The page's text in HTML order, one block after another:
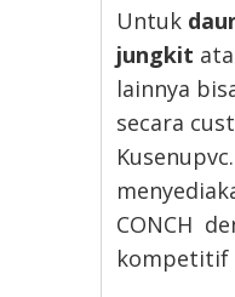
Untuk
jungkit
lainnya
secara
CONCH
kompetitif